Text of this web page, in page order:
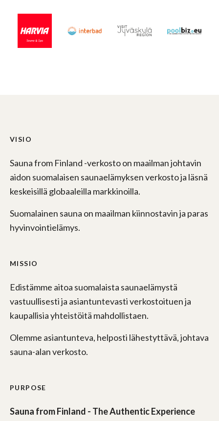
VISIO
Sauna from Finland -verkosto on maailman johtavin
aidon suomalaisen saunaelämyksen verkosto ja läsnä
keskeisillä globaaleilla markkinoilla.
Suomalainen sauna on maailman kiinnostavin ja paras
hyvinvointielämys.
MISSIO
Edistämme aitoa suomalaista saunaelämystä
vastuullisesti ja asiantuntevasti verkostoituen ja
kaupallisia yhteistöitä mahdollistaen.
Olemme asiantunteva, helposti lähestyttävä, johtava
sauna-alan verkosto.
PURPOSE
Sauna from Finland - The Authentic Experience